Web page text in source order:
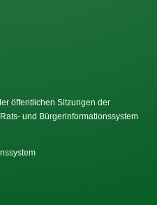
öffentlichen Sitzungen der
und Bürgerinformationssystem